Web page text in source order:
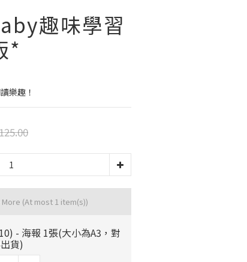
趣味學習
*
樂趣！
(At most 1 item(s))
- 海報 1張(大小為A3，對
貨)